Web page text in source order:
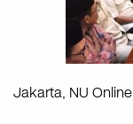
Jakarta, NU Online